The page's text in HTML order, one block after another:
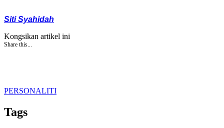
Siti Syahidah
Kongsikan artikel ini
Share this...
PERSONALITI
Tags